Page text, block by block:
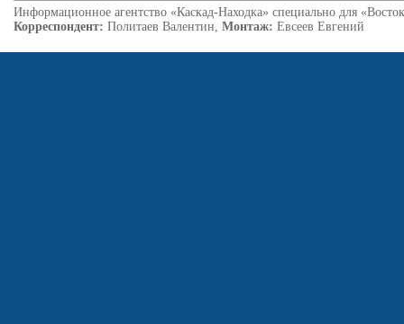
Информационное агентство «Каскад-Находка» специально для
Корреспондент: Политаев Валентин, Монтаж: Евсеев Евгений